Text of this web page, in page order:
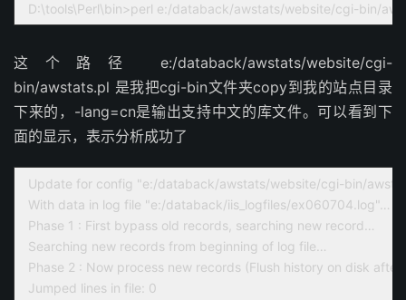
D:\tools\Perl\bin>perl e:/databack/awstats/website/cgi-bin/
这个路径 e:/databack/awstats/website/cgi-
bin/awstats.pl 是我把cgi-bin文件夹copy到我的站点目录
下来的，-lang=cn是输出支持中文的库文件。可以看到下
面的显示，表示分析成功了
Update for config "e:/databack/awstats/website/cgi-bin/
With data in log file "e:/databack/iis_logfiles/ex060704.log"…
Phase 1 : First bypass old records, searching new record…
Searching new records from beginning of log file…
Phase 2 : Now process new records (Flush history on disk
Jumped lines in file: 0